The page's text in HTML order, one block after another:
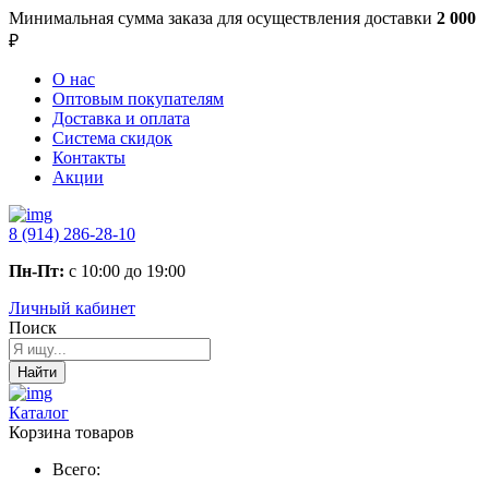
Минимальная сумма заказа для осуществления доставки 2 000
₽
О нас
Оптовым покупателям
Доставка и оплата
Система скидок
Контакты
Акции
8 (914) 286-28-10
Пн-Пт: с 10:00 до 19:00
Личный кабинет
Поиск
Найти
Каталог
Корзина товаров
Всего: